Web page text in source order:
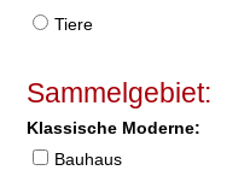
Tiere
Sammelgebiet:
Klassische Moderne:
Bauhaus